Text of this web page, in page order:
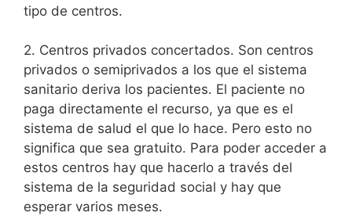
tipo de centros.
2. Centros privados concertados. Son centros
privados o semiprivados a los que el sistema
sanitario deriva los pacientes. El paciente no
paga directamente el recurso, ya que es el
sistema de salud el que lo hace. Pero esto no
significa que sea gratuito. Para poder acceder a
estos centros hay que hacerlo a través del
sistema de la seguridad social y hay que
esperar varios meses.